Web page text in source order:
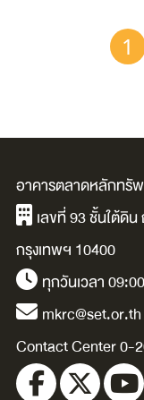
1
อาคารตลาดหลักทรัพ
เลขที่ 93 ชั้นใต้ดิ
กรุงเทพฯ 10400
ทุกวันเวลา
mkrc@set.or.th
Contact Center 0-